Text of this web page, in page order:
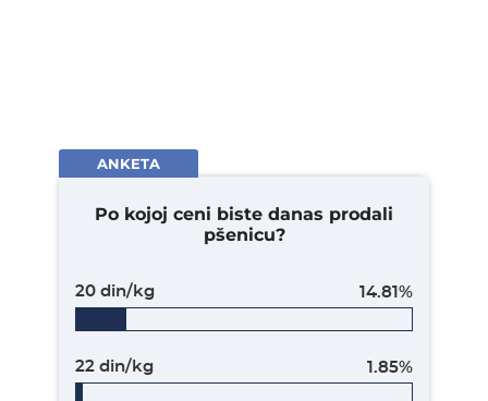
ANKETA
Po kojoj ceni biste danas prodali
pšenicu?
14.81%
20 din/kg
1.85%
22 din/kg